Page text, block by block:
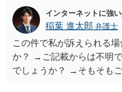
インターネットに強
稲葉 進太郎 弁護士
この件で私が訴えられる
か？ →ご記載からは不明
でしょうか？ →そもそも